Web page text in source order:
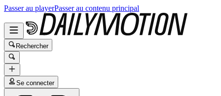
Passer au playerPasser au contenu principal
Rechercher
Se connecter